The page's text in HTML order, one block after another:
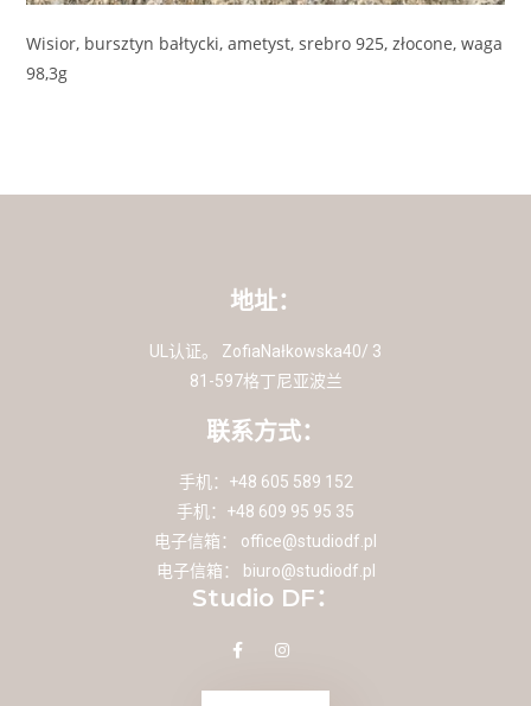
Wisior, bursztyn bałtycki, ametyst, srebro 925, złocone, waga
98,3g
地址：
UL认证。 ZofiaNałkowska40/ 3
81-597格丁尼亚波兰
联系方式：
手机：+48 605 589 152
手机：+48 609 95 95 35
电子信箱： office@studiodf.pl
电子信箱：
biuro@studiodf.pl
Studio DF：